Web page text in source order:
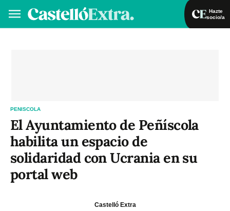
Hazte
socio/a
PENISCOLA
El Ayuntamiento de Peñíscola
habilita un espacio de
solidaridad con Ucrania en su
portal web
Castelló Extra